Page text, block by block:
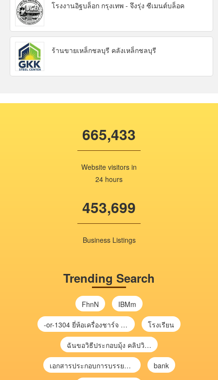
โรงงานอิฐบล็อก กรุงเทพ - จึงรุ่ง ซีเมนต์บล็อค
ร้านขายเหล็กชลบุรี คลังเหล็กชลบุรี
665,433
Website visitors in
24 hours
453,699
Business Listings
Trending Search
FhnN IBMm
-or-1304 ยี่ห้อเครื่องชาร์จ chargecore โรงเรียน
ฉันขอวิธีประกอบมุ้ง คลิปวิดีโอ การประกอบมุ้ง
เอกสารประกอบการบรรยาย การประเมินความเสี่ยงเพื่อวางแผนการตรวจสอบ \ bank